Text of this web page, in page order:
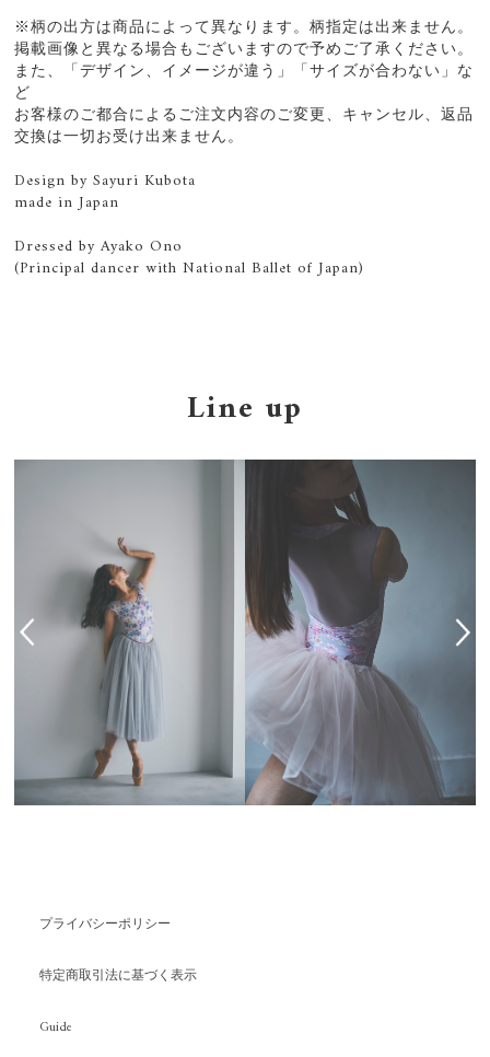
※柄の出方は商品によって異なります。柄指定は出来ません。
掲載画像と異なる場合もございますので予めご了承ください。
また、「デザイン、イメージが違う」「サイズが合わない」な
ど
お客様のご都合によるご注文内容のご変更、キャンセル、返品
交換は一切お受け出来ません。
Design by Sayuri Kubota
made in Japan
Dressed by Ayako Ono
(Principal dancer with National Ballet of Japan)
Line up
プライバシーポリシー
特定商取引法に基づく表示
Guide